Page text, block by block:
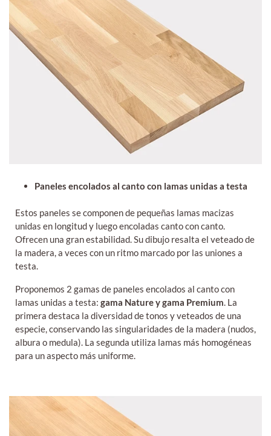
Paneles encolados al canto con lamas unidas a testa
Estos paneles se componen de pequeñas lamas macizas
unidas en longitud y luego encoladas canto con canto.
Ofrecen una gran estabilidad. Su dibujo resalta el veteado de
la madera, a veces con un ritmo marcado por las uniones a
testa.
Proponemos 2 gamas de paneles encolados al canto con
lamas unidas a testa: gama Nature y gama Premium. La
primera destaca la diversidad de tonos y veteados de una
especie, conservando las singularidades de la madera (nudos,
albura o medula). La segunda utiliza lamas más homogéneas
para un aspecto más uniforme.